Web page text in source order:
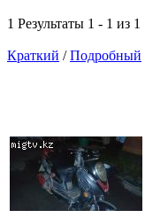
1 Результаты 1 - 1 из 1
Краткий /Подробный